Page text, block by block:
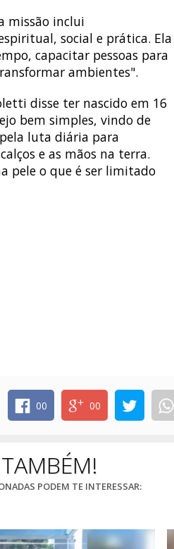
missão inclui
social e prática. Ela
capacitar pessoas para
ambientes".
disse ter nascido em 16
bem simples, vindo de
luta diária para
e as mãos na terra.
pele o que é ser limitado
00 00
TAMBÉM!
PODEM TE INTERESSAR: